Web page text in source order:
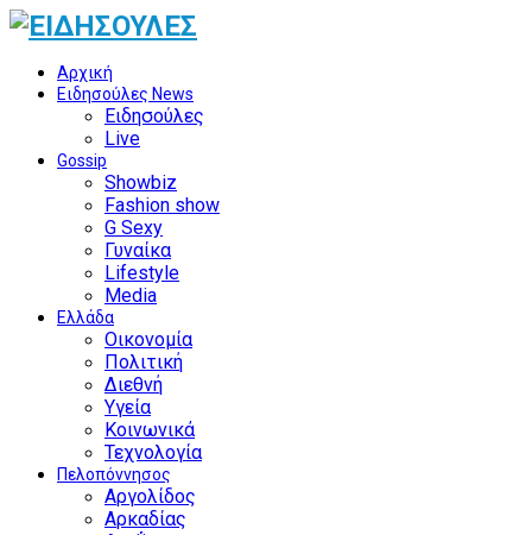
Αρχική
Ειδησούλες News
Ειδησούλες
Live
Gossip
Showbiz
Fashion show
G Sexy
Γυναίκα
Lifestyle
Media
Ελλάδα
Οικονομία
Πολιτική
Διεθνή
Υγεία
Κοινωνικά
Τεχνολογία
Πελοπόννησος
Αργολίδος
Αρκαδίας